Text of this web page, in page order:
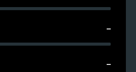
–
–